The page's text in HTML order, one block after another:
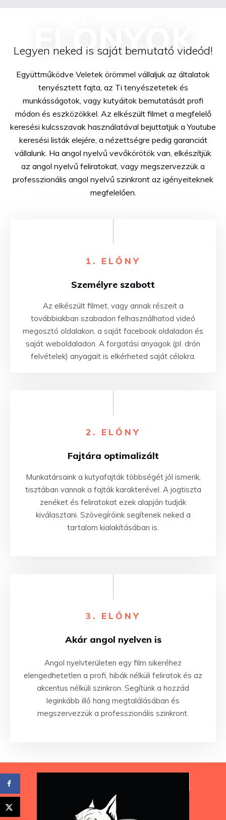
ELŐNYŐK
Legyen neked is saját bemutató videód!
Együttműködve Veletek örömmel vállaljuk az általatok
tenyésztett fajta, az Ti tenyészetetek és
munkásságotok, vagy kutyáitok bemutatását profi
módon és eszközökkel. Az elkészült filmet a megfelelő
keresési kulcsszavak használatával bejuttatjuk a Youtube
keresési listák elejére, a nézettségre pedig garanciát
vállalunk. Ha angol nyelvű vevőkörötök van, elkészítjük
az angol nyelvű feliratokat, vagy megszervezzük a
professzionális angol nyelvű szinkront az igényeiteknek
megfelelően.
1. ELŐNY
Személyre szabott
Az elkészült filmet, vagy annak részeit a
továbbiakban szabadon felhasználhatod videó
megosztó oldalakon, a saját facebook oldaladon és
saját weboldaladon. A forgatási anyagok (pl. drón
felvételek) anyagait is elkérheted saját célokra.
2. ELŐNY
Fajtára optimalizált
Munkatársaink a kutyafajták többségét jól ismerik,
tisztában vannak a fajták karakterével. A jogtiszta
zenéket és feliratokat ezek alapján tudják
kiválasztani. Szövegíróink segítenek neked a
tartalom kialakításában is.
3. ELŐNY
Akár angol nyelven is
Angol nyelvterületen egy film sikeréhez
elengedhetetlen a profi, hibák nélküli feliratok és az
akcentus nélküli szinkron. Segítünk a hozzád
leginkább illő hang megtalálásában és
megszervezzük a professzionális szinkront.